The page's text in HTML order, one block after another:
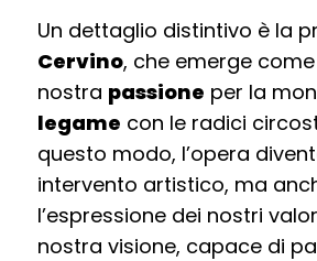
Un dettaglio distintivo è la
Cervino, che emerge
nostra passione per la
legame con le radici
questo modo, l’opera
intervento artistico, ma
l’espressione dei nostri
nostra visione, capace di